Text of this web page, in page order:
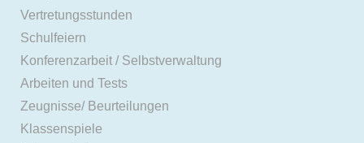
Vertretungsstunden
Schulfeiern
Konferenzarbeit / Selbstverwaltung
Arbeiten und Tests
Zeugnisse/ Beurteilungen
Klassenspiele